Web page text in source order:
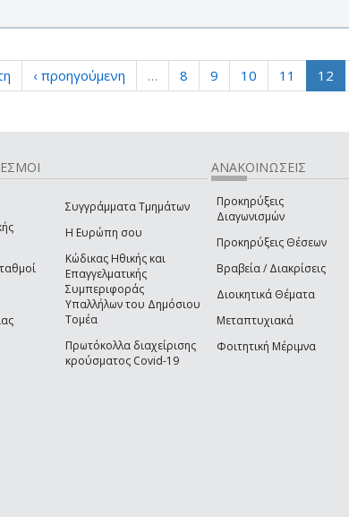
‹ προηγούμενη … 8 9 10 11 12
Συγγράμματα Τμημάτων
Η Ευρώπη σου
Κώδικας Ηθικής και
Επαγγελματικής
Συμπεριφοράς
Υπαλλήλων του Δημόσιου
Τομέα
Πρωτόκολλα διαχείρισης
κρούσματος Covid-19
ΑΝΑΚΟΙΝΩΣΕΙΣ
Προκηρύξεις
Διαγωνισμών
Προκηρύξεις Θέσεων
Βραβεία / Διακρίσεις
Διοικητικά Θέματα
Μεταπτυχιακά
Φοιτητική Μέριμνα